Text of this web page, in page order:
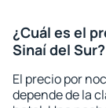
¿Cuál es el
Sinaí del Sur?
El precio por
depende de la